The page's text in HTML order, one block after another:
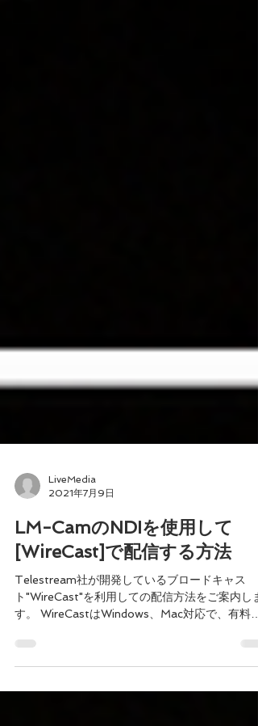
2021年7月9日
LM-CamのNDIを使用して
[WireCast]で配信する方法
Telestream社が開発しているブロードキャス
ト"WireCast"を利用しての配信方法をご案内しま
す。 WireCastはWindows、Mac対応で、有料ソ
す。また、OBSとは...